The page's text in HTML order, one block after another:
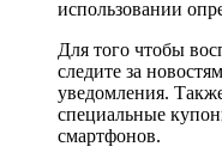
использовании
Для того чтобы
следите за
уведомления.
специальные
смартфонов.